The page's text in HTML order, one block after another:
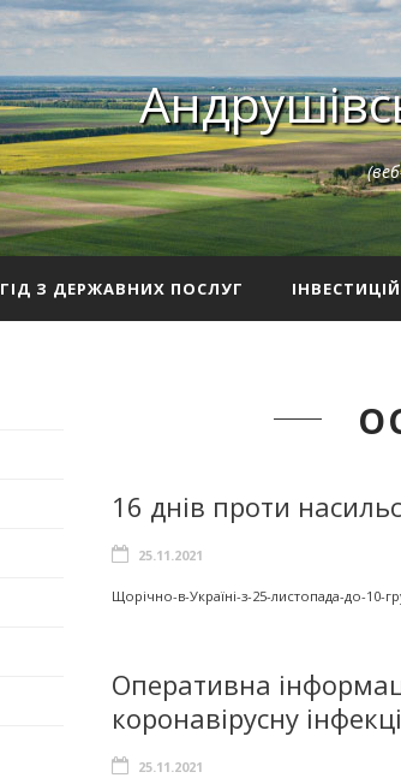
ГІД З ДЕРЖАВНИХ ПОСЛУГ
16 днів проти
25.11.2021
Щорічно-в-Україні-з-25-листопада-до-10-
Оперативна
коронавірусну
25.11.2021